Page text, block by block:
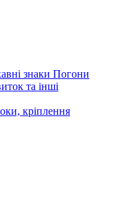
знаки Погони
та інші
кріплення